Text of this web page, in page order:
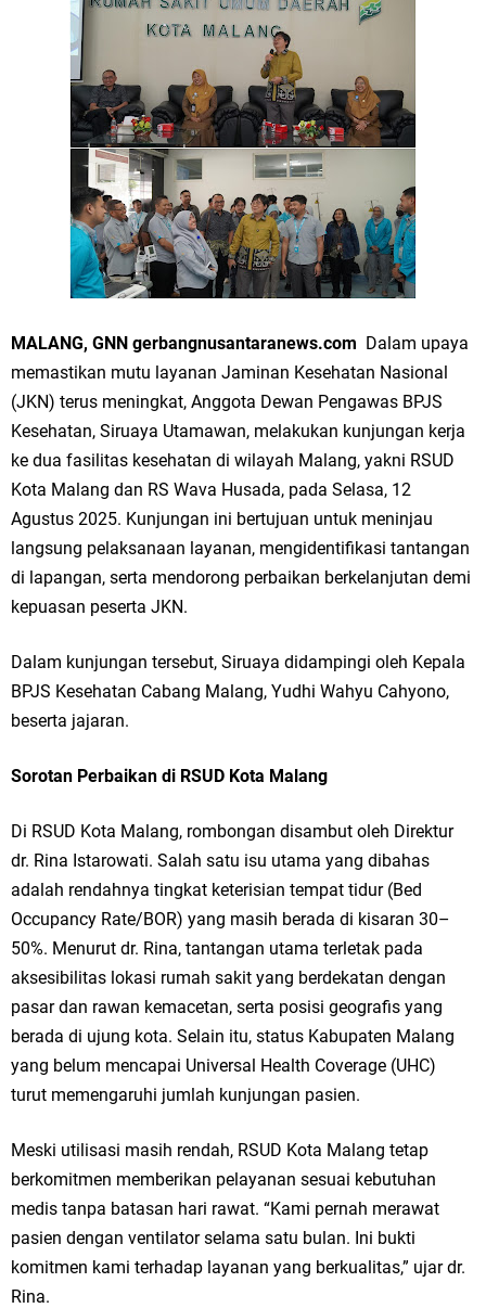
Tumpeng Nasi Krawu Pecahkan Rekor MURI, KWGe Angkat Kuliner
Gresik ke Panggung Dunia
FOZ Jatim, BAZNAS, dan Kemenag Salurkan 22.456 Bingkisan Lebaran
Yatim Serentak di Berbagai Daerah di Jawa Timur
Bupati Gresik Gus Yani Resmikan Kantor Desa Sidoraharjo: Simbol
Komitmen Pelayanan Publik dan Kepedulian Sosial
JKNN
Ruwatan Malam Satu Suro di Dusun Kedungsekar Lor, Tradisi Luhur
yang Terus Istiqomah
Ketua DPD Golkar Gresik Wongso Negoro Sambut Tahun Baru Islam
1448 H dengan Doa Kedamaian
Selamat Tahun Baru Islam 1 Muharram 1448 H: Pesan Hijrah Drs. H.
Husnul Aqib, M.M. untuk Negeri
PDUF MUI Jatim Gelar Doa Awal Tahun Hijriah, Teguhkan Optimisme
Menuju Indonesia Emas 2045
Reses Anggota DPRD Jabar M. Rizky di Desa Cibitung Wetan: Serap
Aspirasi Petani dan Warga
Hari Jadi Pertama PHIGMA: Advokat dan LBH Perkuat Soliditas di
Jakarta
Pemdes Cibanteng Salurkan PMT: Cegah Stunting, Perkuat Gizi Balita
dan Ibu Hamil Narasi
Zakat Produktif Dorong Kemandirian UMKM, LAZISNU Kedamean Bantu
Kembangkan Warung Bu Wiwik
Karang Taruna Gresik Perkuat Ekonomi Lewat Pemanfaatan Gedung C
Islamic Center
MALANG, GNN gerbangnusantaranews.com Dalam upaya
memastikan mutu layanan Jaminan Kesehatan Nasional
(JKN) terus meningkat, Anggota Dewan Pengawas BPJS
Kesehatan, Siruaya Utamawan, melakukan kunjungan kerja
ke dua fasilitas kesehatan di wilayah Malang, yakni RSUD
Kota Malang dan RS Wava Husada, pada Selasa, 12
Agustus 2025. Kunjungan ini bertujuan untuk meninjau
langsung pelaksanaan layanan, mengidentifikasi tantangan
di lapangan, serta mendorong perbaikan berkelanjutan demi
kepuasan peserta JKN.
Dalam kunjungan tersebut, Siruaya didampingi oleh Kepala
BPJS Kesehatan Cabang Malang, Yudhi Wahyu Cahyono,
beserta jajaran.
Sorotan Perbaikan di RSUD Kota Malang
Di RSUD Kota Malang, rombongan disambut oleh Direktur
dr. Rina Istarowati. Salah satu isu utama yang dibahas
adalah rendahnya tingkat keterisian tempat tidur (Bed
Occupancy Rate/BOR) yang masih berada di kisaran 30–
50%. Menurut dr. Rina, tantangan utama terletak pada
aksesibilitas lokasi rumah sakit yang berdekatan dengan
pasar dan rawan kemacetan, serta posisi geografis yang
berada di ujung kota. Selain itu, status Kabupaten Malang
yang belum mencapai Universal Health Coverage (UHC)
turut memengaruhi jumlah kunjungan pasien.
Meski utilisasi masih rendah, RSUD Kota Malang tetap
berkomitmen memberikan pelayanan sesuai kebutuhan
medis tanpa batasan hari rawat. “Kami pernah merawat
pasien dengan ventilator selama satu bulan. Ini bukti
komitmen kami terhadap layanan yang berkualitas,” ujar dr.
Rina.